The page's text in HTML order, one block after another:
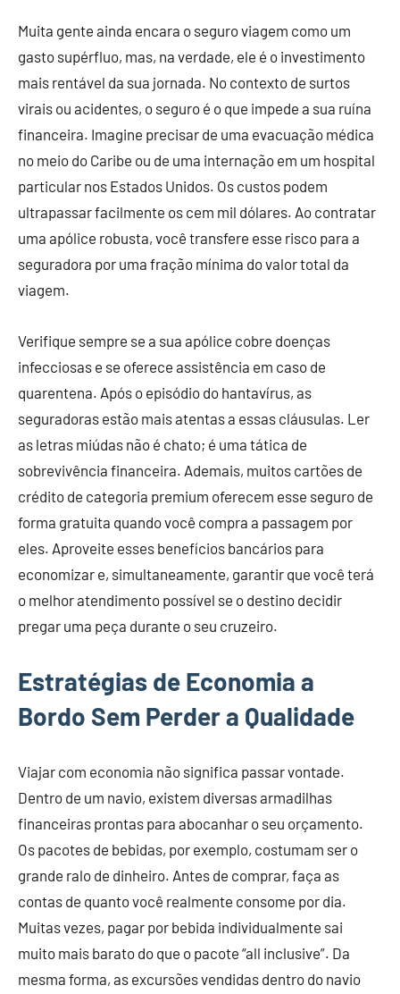
Muita gente ainda encara o seguro viagem como um
gasto supérfluo, mas, na verdade, ele é o investimento
mais rentável da sua jornada. No contexto de surtos
virais ou acidentes, o seguro é o que impede a sua ruína
financeira. Imagine precisar de uma evacuação médica
no meio do Caribe ou de uma internação em um hospital
particular nos Estados Unidos. Os custos podem
ultrapassar facilmente os cem mil dólares. Ao contratar
uma apólice robusta, você transfere esse risco para a
seguradora por uma fração mínima do valor total da
viagem.
Verifique sempre se a sua apólice cobre doenças
infecciosas e se oferece assistência em caso de
quarentena. Após o episódio do hantavírus, as
seguradoras estão mais atentas a essas cláusulas. Ler
as letras miúdas não é chato; é uma tática de
sobrevivência financeira. Ademais, muitos cartões de
crédito de categoria premium oferecem esse seguro de
forma gratuita quando você compra a passagem por
eles. Aproveite esses benefícios bancários para
economizar e, simultaneamente, garantir que você terá
o melhor atendimento possível se o destino decidir
pregar uma peça durante o seu cruzeiro.
Estratégias de Economia a
Bordo Sem Perder a Qualidade
Viajar com economia não significa passar vontade.
Dentro de um navio, existem diversas armadilhas
financeiras prontas para abocanhar o seu orçamento.
Os pacotes de bebidas, por exemplo, costumam ser o
grande ralo de dinheiro. Antes de comprar, faça as
contas de quanto você realmente consome por dia.
Muitas vezes, pagar por bebida individualmente sai
muito mais barato do que o pacote “all inclusive”. Da
mesma forma, as excursões vendidas dentro do navio